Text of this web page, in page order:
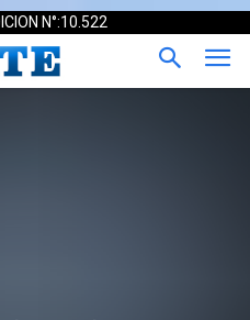
N°:10.522